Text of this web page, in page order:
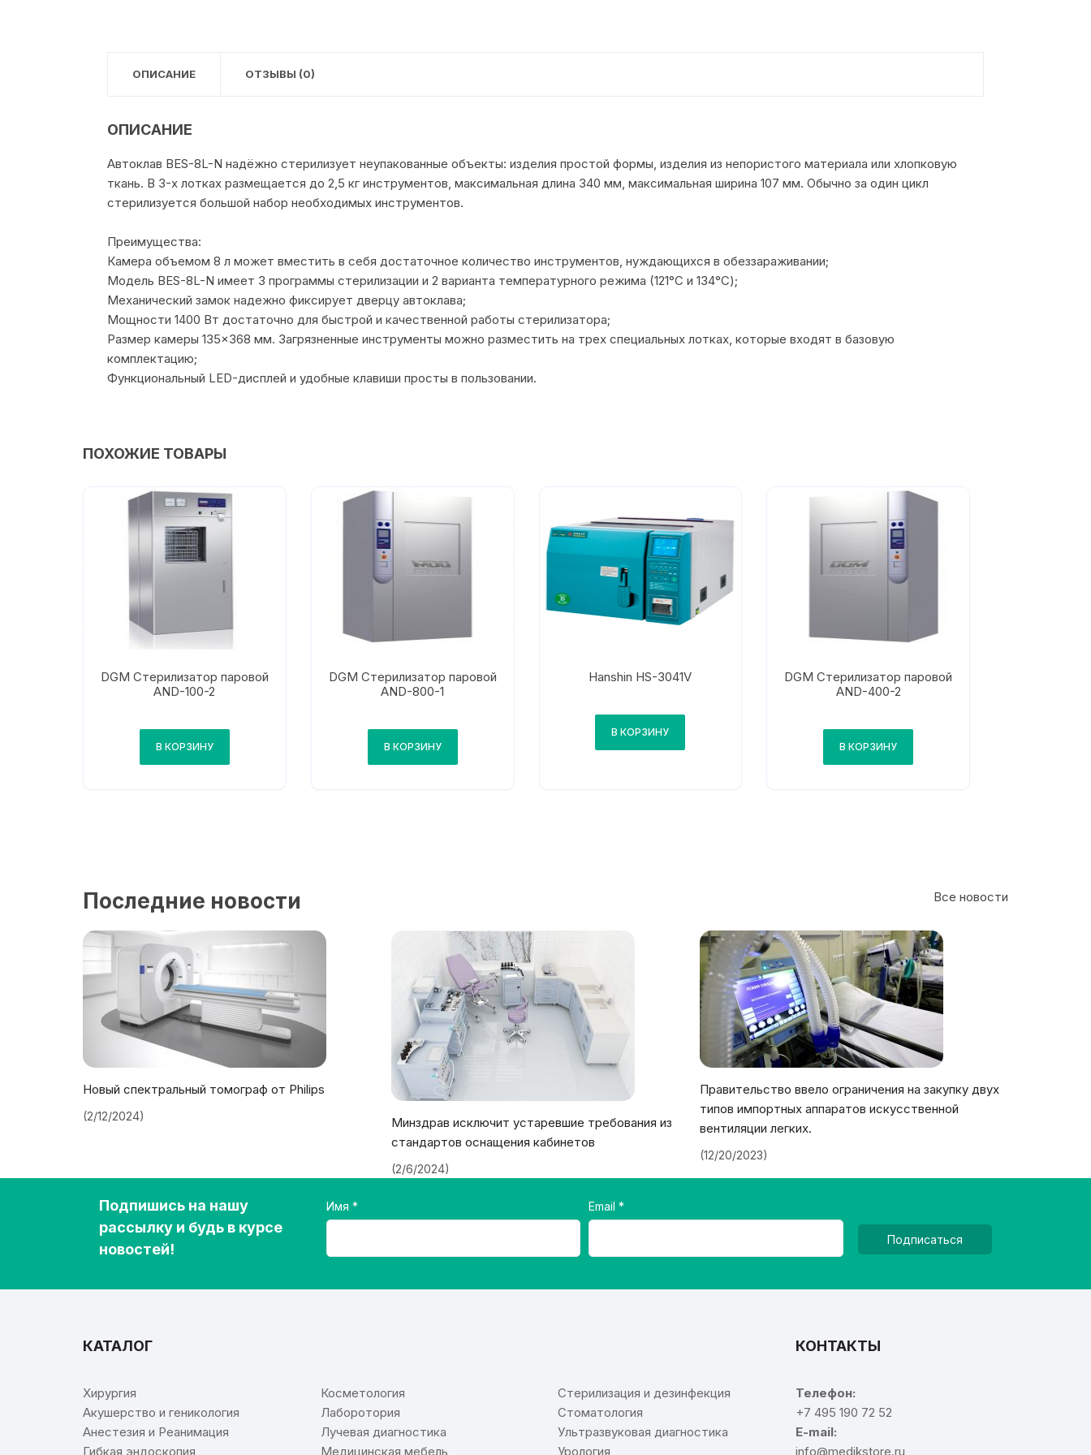
ОПИСАНИЕ ОТЗЫВЫ (0)
ОПИСАНИЕ
Автоклав BES-8L-N надёжно стерилизует неупакованные объекты: изделия простой формы, изделия из непористого материала или хлопковую
ткань. В 3-х лотках размещается до 2,5 кг инструментов, максимальная длина 340 мм, максимальная ширина 107 мм. Обычно за один цикл
стерилизуется большой набор необходимых инструментов.
Преимущества:
Камера объемом 8 л может вместить в себя достаточное количество инструментов, нуждающихся в обеззараживании;
Модель BES-8L-N имеет 3 программы стерилизации и 2 варианта температурного режима (121°С и 134°С);
Механический замок надежно фиксирует дверцу автоклава;
Мощности 1400 Вт достаточно для быстрой и качественной работы стерилизатора;
Размер камеры 135×368 мм. Загрязненные инструменты можно разместить на трех специальных лотках, которые входят в базовую
комплектацию;
Функциональный LED-дисплей и удобные клавиши просты в пользовании.
ПОХОЖИЕ ТОВАРЫ
DGM Стерилизатор паровой
AND-100-2
В КОРЗИНУ
DGM Стерилизатор паровой
AND-800-1
В КОРЗИНУ
Hanshin HS-3041V
В КОРЗИНУ
DGM Стерилизатор паровой
AND-400-2
В КОРЗИНУ
Все новости
Последние новости
Новый спектральный томограф от Philips
(2/12/2024)
Минздрав исключит устаревшие требования из
стандартов оснащения кабинетов
(2/6/2024)
Правительство ввело ограничения на закупку двух
типов импортных аппаратов искусственной
вентиляции легких.
(12/20/2023)
Подпишись на нашу
рассылку и будь в курсе
новостей!
Имя Email
Подписаться
КАТАЛОГ
Хирургия
Акушерство и геникология
Анестезия и Реанимация
Гибкая эндоскопия
Косметология
Лаборотория
Лучевая диагностика
Медицинская мебель
Стерилизация и дезинфекция
Стоматология
Ультразвуковая диагностика
Урология
КОНТАКТЫ
Телефон:
+7 495 190 72 52
E-mail:
info@medikstore.ru